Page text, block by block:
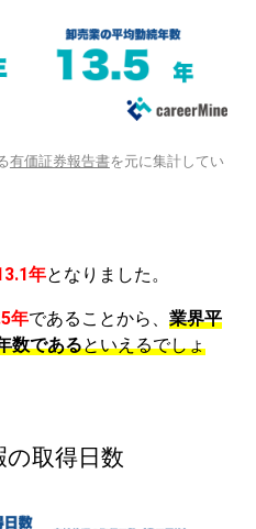
有価証券報告書を元に集計してい
年となりました。
年であることから、 業界平
数であるといえるでしょ
の取得日数